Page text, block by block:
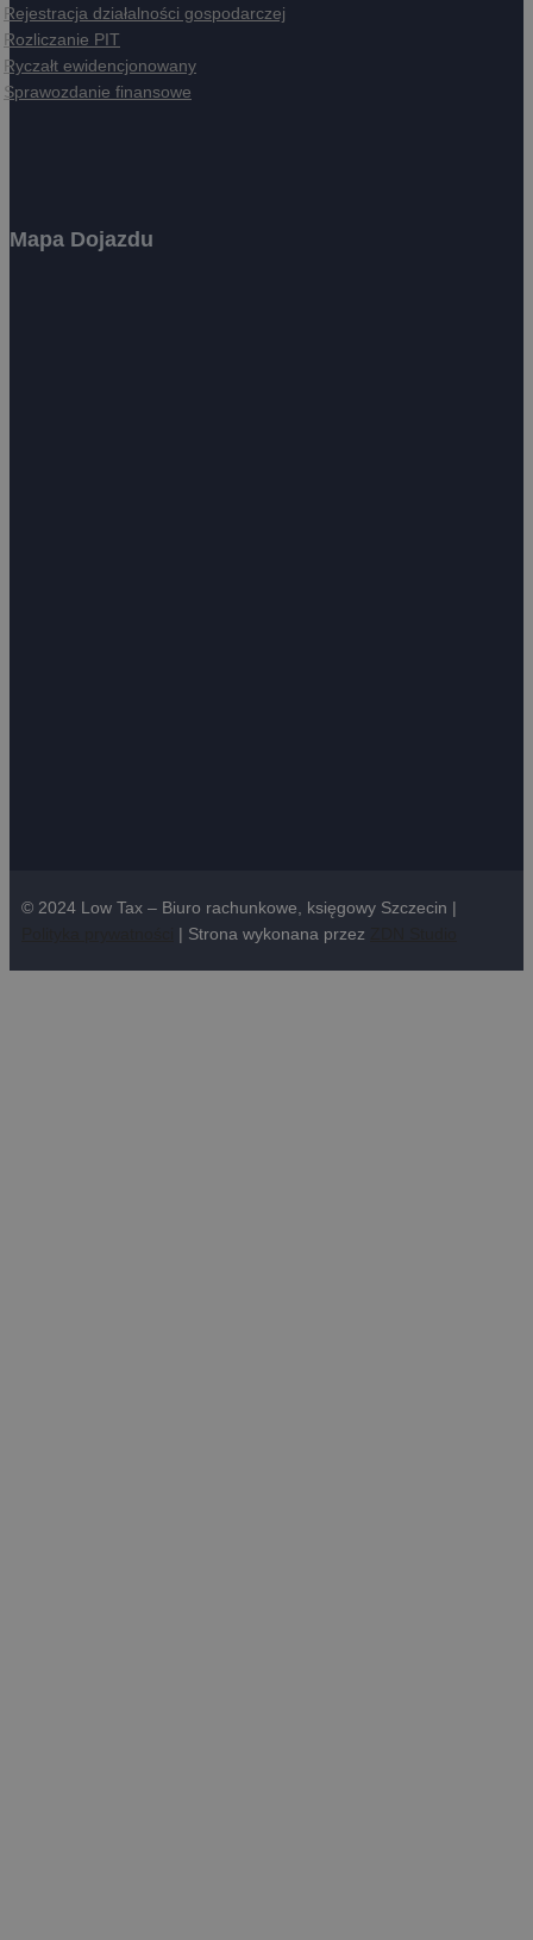
Rejestracja działalności gospodarczej
Rozliczanie PIT
Ryczałt ewidencjonowany
Sprawozdanie finansowe
Mapa Dojazdu
© 2024 Low Tax – Biuro rachunkowe, księgowy Szczecin |
| Strona wykonana przez